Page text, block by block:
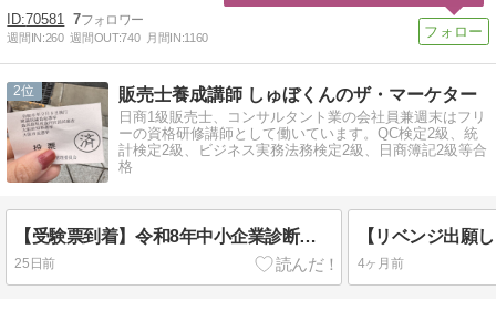
70581 7
週間IN:260 週間OUT:740 月間IN:1160
2 販売士養成講師 しゅぼくんのザ・マーケター
日商1級販売士、コンサルタント業の会社員兼週末はフリ
ーの資格研修講師として働いています。QC検定2級、統
計検定2級、ビジネス実務法務検定2級、日商簿記2級等合
格
【受験票到着】令和8年中小企業診断士 1次試験
25日前 4ヶ月前